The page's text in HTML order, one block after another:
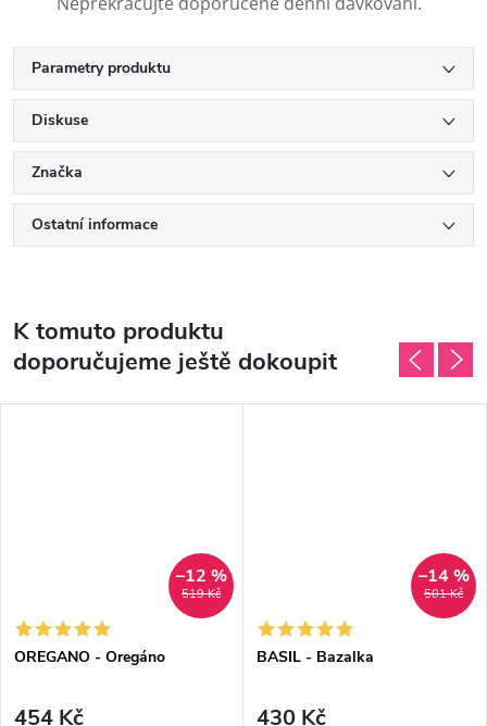
Parametry produktu
Diskuse
Značka
Ostatní informace
K tomuto produktu
doporučujeme ještě dokoupit
519 Kč
–12 %
OREGANO - Oregáno
454 Kč
501 Kč
–14 %
BASIL - Bazalka
430 Kč